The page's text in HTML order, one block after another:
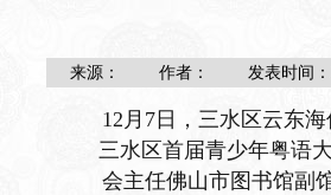
来源： 作者： 发表时间：
12月7日，三水区云东
三水区首届青少年粤语
会主任佛山市图书馆副